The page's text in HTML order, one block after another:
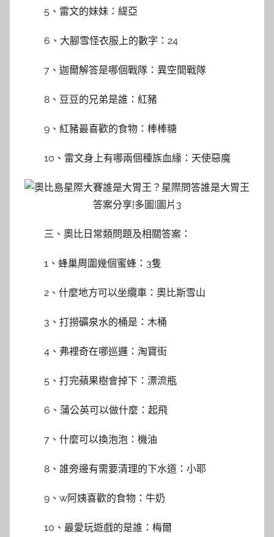
5、雷文的妹妹：緹亞
6、大腳雪怪衣服上的數字：24
7、迦爾解答是哪個戰隊：異空間戰隊
8、豆豆的兄弟是誰：紅豬
9、紅豬最喜歡的食物：棒棒糖
10、雷文身上有哪兩個種族血緣：天使惡魔
三、奧比日常類問題及相關答案：
1、蜂巢周圍幾個蜜蜂：3隻
2、什麼地方可以坐纜車：奧比斯雪山
3、打撈礦泉水的桶是：木桶
4、弗裡奇在哪巡邏：淘寶街
5、打完蘋果樹會掉下：漂流瓶
6、蒲公英可以做什麼：起飛
7、什麼可以換泡泡：機油
8、誰旁邊有需要清理的下水道：小耶
9、w阿姨喜歡的食物：牛奶
10、最愛玩遊戲的是誰：梅爾